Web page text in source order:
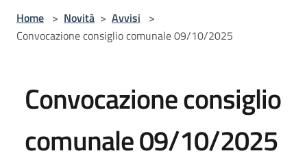
Home > Novità > Avvisi >
Convocazione consiglio comunale 09/10/2025
Convocazione consiglio
comunale 09/10/2025